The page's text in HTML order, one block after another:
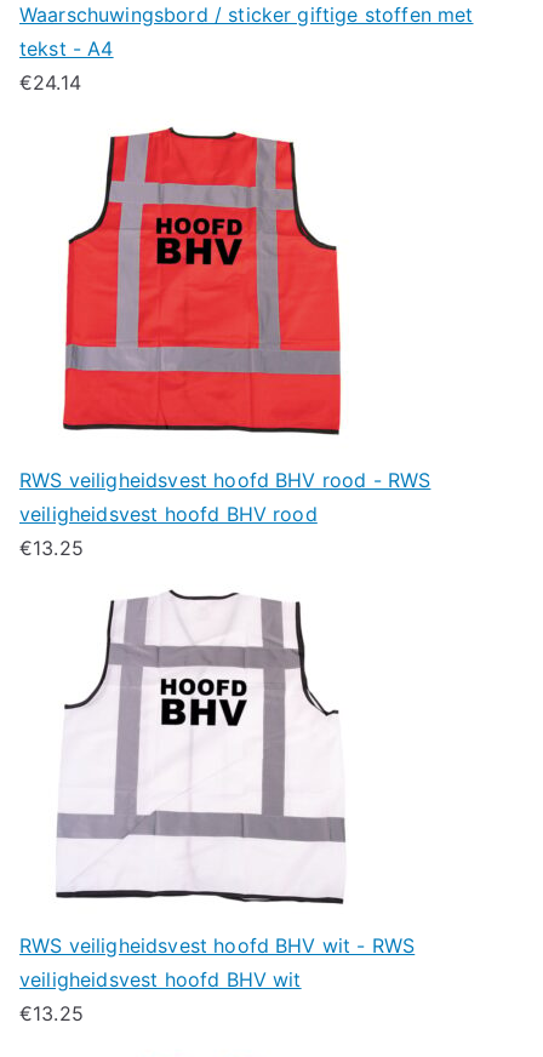
Waarschuwingsbord / sticker giftige stoffen met
tekst - A4
€24.14
RWS veiligheidsvest hoofd BHV rood - RWS
veiligheidsvest hoofd BHV rood
€13.25
RWS veiligheidsvest hoofd BHV wit - RWS
veiligheidsvest hoofd BHV wit
€13.25